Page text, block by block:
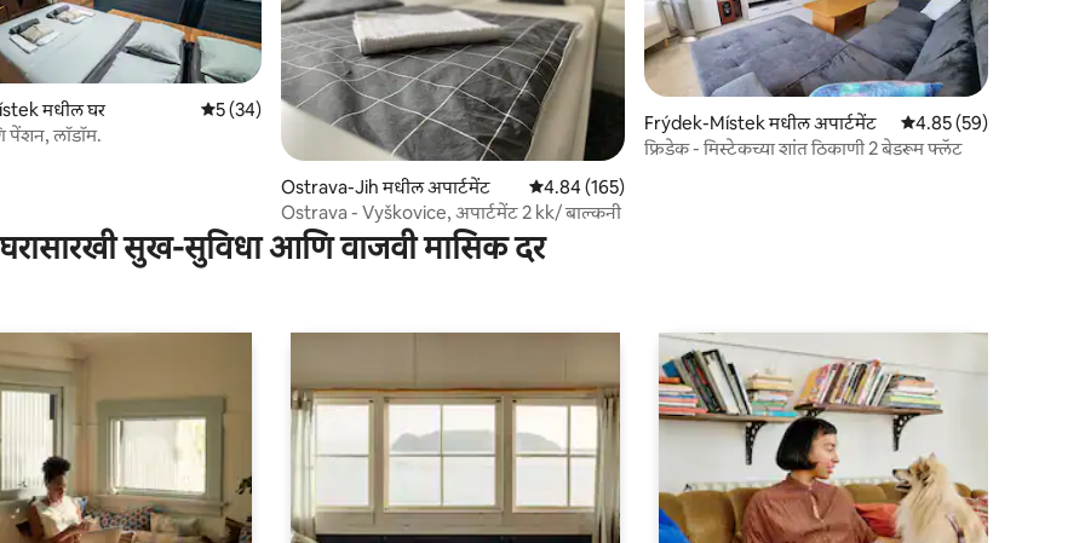
रिव्ह्यूज
मधील घर 5 पैकी 5 सरासरी रेटिंग, 34 रिव्ह्यूज
5 (34)
लॉडॉम.
Ostrava-Jih मधील अपार्टमेंट 5 पैकी 4.84 सरासरी रेटिंग, 165 रिव्ह्यूज
4.84 (165)
Ostrava - Vyškovice, अपार्टमेंट 2 kk/ बाल्कनी
Frýdek-Místek मधील अपार्टमेंट 5 पैकी 4.85 सरासरी रेटिंग,
4.85 (59)
फ्रिडेक - मिस्टेकच्या शांत ठिकाणी 2 बेडरूम फ्लॅट
सुख-सुविधा आणि वाजवी मासिक दर